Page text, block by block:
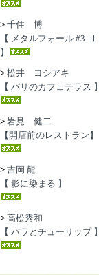
> 千住 博
【 メタルフォール #3-Ⅱ
】
> 松井 ヨシアキ
【 パリのカフェテラス 】
> 岩見 健二
【開店前のレストラン】
> 吉岡 龍
【 影に染まる 】
> 高松秀和
【 バラとチューリップ 】